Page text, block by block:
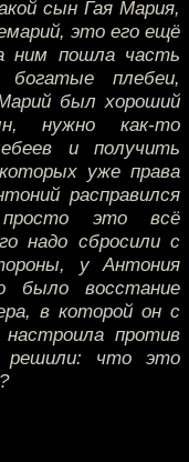
сын Гая Мария,
это его ещё
ним пошла часть
плебеи,
был хороший
нужно как-то
и получить
уже права
расправился
просто это всё
надо сбросили с
у Антония
было восстание
в которой он с
настроила против
решили: что это